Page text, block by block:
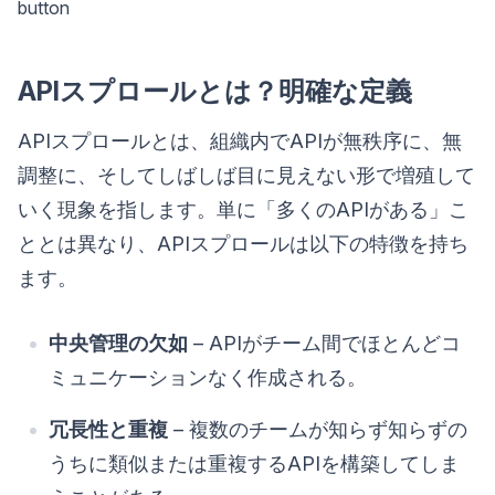
button
APIスプロールとは？明確な定義
APIスプロールとは、組織内でAPIが無秩序に、無
調整に、そしてしばしば目に見えない形で増殖して
いく現象を指します。単に「多くのAPIがある」こ
ととは異なり、APIスプロールは以下の特徴を持ち
ます。
中央管理の欠如 – APIがチーム間でほとんどコ
ミュニケーションなく作成される。
冗長性と重複 – 複数のチームが知らず知らずの
うちに類似または重複するAPIを構築してしま